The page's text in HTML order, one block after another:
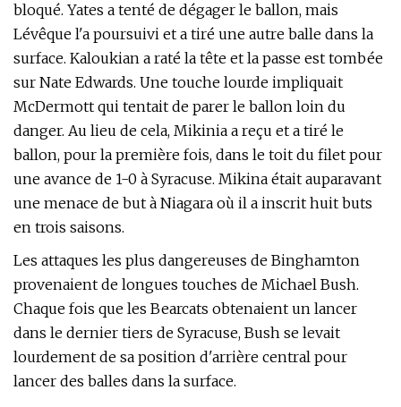
bloqué. Yates a tenté de dégager le ballon, mais
Lévêque l'a poursuivi et a tiré une autre balle dans la
surface. Kaloukian a raté la tête et la passe est tombée
sur Nate Edwards. Une touche lourde impliquait
McDermott qui tentait de parer le ballon loin du
danger. Au lieu de cela, Mikinia a reçu et a tiré le
ballon, pour la première fois, dans le toit du filet pour
une avance de 1-0 à Syracuse. Mikina était auparavant
une menace de but à Niagara où il a inscrit huit buts
en trois saisons.
Les attaques les plus dangereuses de Binghamton
provenaient de longues touches de Michael Bush.
Chaque fois que les Bearcats obtenaient un lancer
dans le dernier tiers de Syracuse, Bush se levait
lourdement de sa position d'arrière central pour
lancer des balles dans la surface.